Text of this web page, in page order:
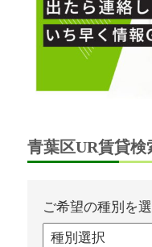
青葉区UR賃貸検
ご希望の種別を